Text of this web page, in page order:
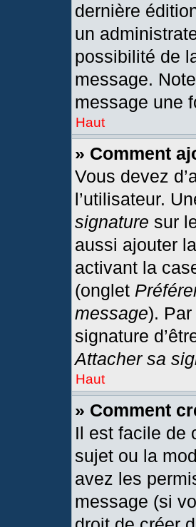
dernière
un
possibilité de
message.
message une
Haut
» Comment
Vous devez
l’utilisateur.
signature sur
aussi ajouter
activant la
(onglet
message).
signature
Attacher sa
Haut
» Comment
Il est facile de
sujet ou la
avez les
message (si